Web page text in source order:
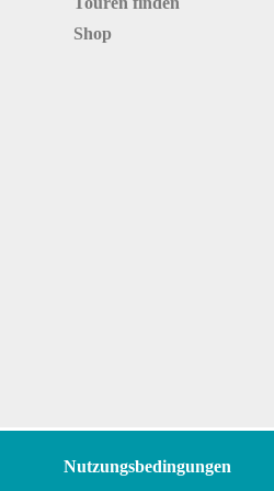
Shop
Nutzungsbedingungen